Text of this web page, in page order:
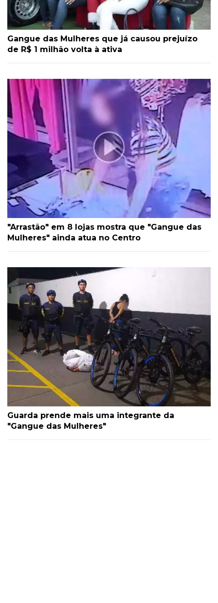
Gangue das Mulheres que já causou prejuízo
de R$ 1 milhão volta à ativa
"Arrastão" em 8 lojas mostra que "Gangue das
Mulheres" ainda atua no Centro
Guarda prende mais uma integrante da
"Gangue das Mulheres"